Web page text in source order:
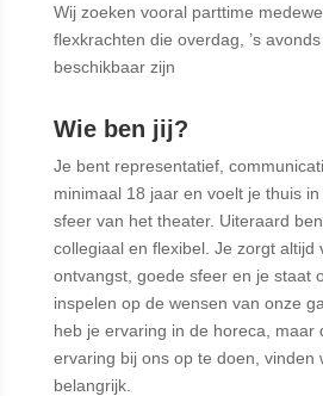
Wij zoeken vooral parttime
flexkrachten die overdag, ’s
beschikbaar zijn
Wie ben jij?
Je bent representatief,
minimaal 18 jaar en voelt je thuis
sfeer van het theater. Uiteraard
collegiaal en flexibel. Je zorgt altijd
ontvangst, goede sfeer en je staat
inspelen op de wensen van onze
heb je ervaring in de horeca, maar
ervaring bij ons op te doen, vinden
belangrijk.